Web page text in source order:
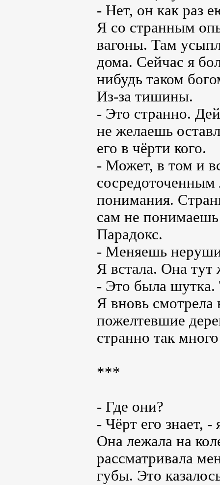
- Нет, он как раз
Я со странным
вагоны. Там
дома. Сейчас я
нибудь таком
Из-за тишины.
- Это странно.
не желаешь
его в чёрти кого.
- Может, в том и
понимания.
сам не
Парадокс.
- Меняешь
Я встала. Она тут
- Это была шутка.
Я вновь смотрела
пожелтевшие
странно так
***
- Где они?
- Чёрт его знает,
Она лежала на
рассматривала
губы. Это